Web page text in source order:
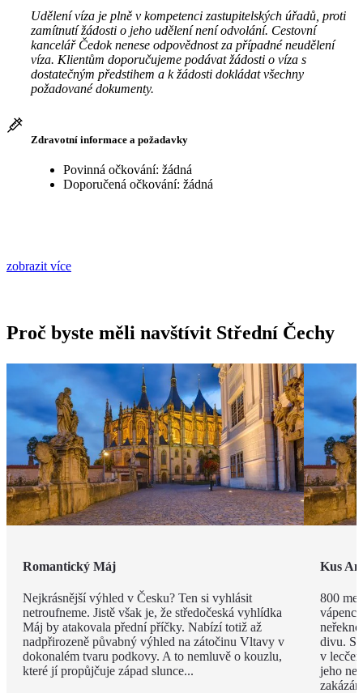
Udělení víza je plně v kompetenci zastupitelských úřadů, proti
zamítnutí žádosti o jeho udělení není odvolání. Cestovní
kancelář Čedok nenese odpovědnost za případné neudělení
víza. Klientům doporučujeme podávat žádosti o víza s
dostatečným předstihem a k žádosti dokládat všechny
požadované dokumenty.
Zdravotní informace a požadavky
Povinná očkování: žádná
Doporučená očkování: žádná
zobrazit více
Proč byste měli navštívit Střední Čechy
Romantický Máj
Nejkrásnější výhled v Česku? Ten si vyhlásit
netroufneme. Jistě však je, že středočeská vyhlídka
Máj by atakovala přední příčky. Nabízí totiž až
nadpřirozeně půvabný výhled na zátočinu Vltavy v
dokonalém tvaru podkovy. A to nemluvě o kouzlu,
které jí propůjčuje západ slunce...
Kus
800
divu.
v
jeho